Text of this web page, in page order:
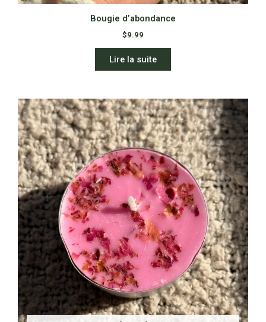
Bougie d’abondance
$9.99
Lire la suite